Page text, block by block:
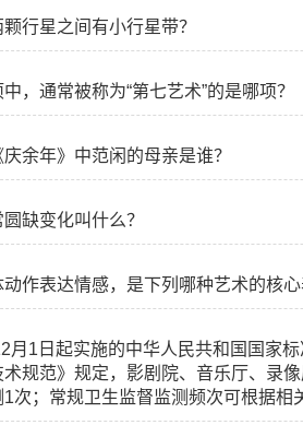
行星之间有小行星带？
，通常被称为“第七艺术”的是哪项？
余年》中范闲的母亲是谁？
缺变化叫什么？
作表达情感，是下列哪种艺术的核心
月1日起实施的中华人民共和国国家
术规范》规定，影剧院、音乐厅、录
次；常规卫生监督监测频次可根据相